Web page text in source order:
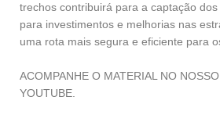
trechos contribuirá para a captação
para investimentos e melhorias nas
uma rota mais segura e eficiente para
ACOMPANHE O MATERIAL NO
YOUTUBE.